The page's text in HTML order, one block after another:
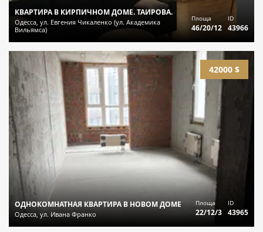
КВАРТИРА В КИРПИЧНОМ ДОМЕ. ТАИРОВА.
Одесса, ул. Евгения Чикаленко (ул. Академика
Вильямса)
Площа
46/20/12
ID
43966
42000 $
ОДНОКОМНАТНАЯ КВАРТИРА В НОВОМ ДОМЕ
Одесса, ул. Ивана Франко
Площа
22/12/3
ID
43965